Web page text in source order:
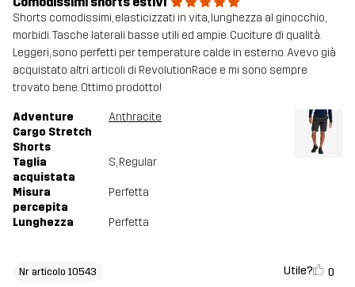
Shorts comodissimi, elasticizzati in vita, lunghezza al ginocchio,
morbidi. Tasche laterali basse utili ed ampie. Cuciture di qualità.
Leggeri, sono perfetti per temperature calde in esterno. Avevo già
acquistato altri articoli di RevolutionRace e mi sono sempre
trovato bene. Ottimo prodotto!
Adventure
Cargo Stretch
Shorts
Anthracite
Taglia
acquistata
S, Regular
Misura
percepita
Perfetta
Lunghezza Perfetta
Nr articolo 10543 Utile? 0